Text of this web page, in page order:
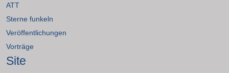
ATT
Sterne funkeln
Veröffentlichungen
Vorträge
Site